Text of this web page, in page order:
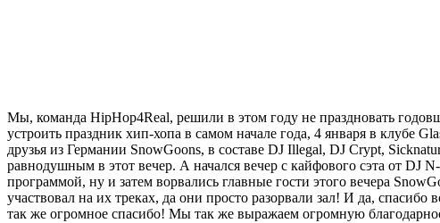
Мы, команда HipHop4Real, решили в этом году не праздновать
устроить праздник хип-хопа в самом начале года, 4 января в клубе
друзья из Германии SnowGoons, в составе DJ Illegal, DJ Crypt,
равнодушным в этот вечер. А начался вечер с кайфового сэта от DJ
программой, ну и затем ворвались главные гости этого вечера
участвовал на их треках, да они просто разорвали зал! И да,
так же огромное спасибо! Мы так же выражаем огромную